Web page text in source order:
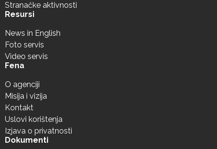
Stranačke aktivnosti
Resursi
News in English
Foto servis
Video servis
Fena
O agenciji
Misija i vizija
Kontakt
Uslovi korištenja
Izjava o privatnosti
Dokumenti